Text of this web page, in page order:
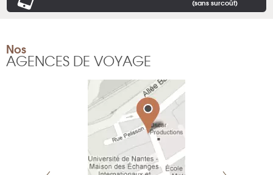
(sans surcoût)
Nos
AGENCES DE VOYAGE